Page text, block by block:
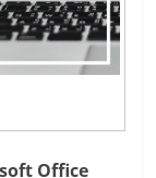
Office